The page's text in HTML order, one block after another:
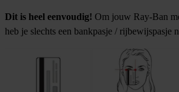
Dit is heel eenvoudig! Om jouw Ray-Ban
heb je slechts een bankpasje / rijbewijspasje